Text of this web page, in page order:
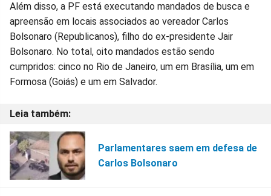
Além disso, a PF está executando mandados de busca e
apreensão em locais associados ao vereador Carlos
Bolsonaro (Republicanos), filho do ex-presidente Jair
Bolsonaro. No total, oito mandados estão sendo
cumpridos: cinco no Rio de Janeiro, um em Brasília, um em
Formosa (Goiás) e um em Salvador.
Parlamentares saem em defesa de
Carlos Bolsonaro